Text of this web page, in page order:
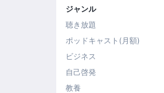
ジャンル
聴き放題
ポッドキャスト(月額)
ビジネス
自己啓発
教養